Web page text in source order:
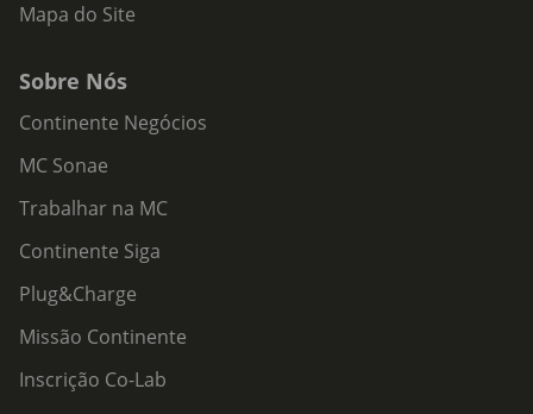
Mapa do Site
Sobre Nós
Continente Negócios
MC Sonae
Trabalhar na MC
Continente Siga
Plug&Charge
Missão Continente
Inscrição Co-Lab